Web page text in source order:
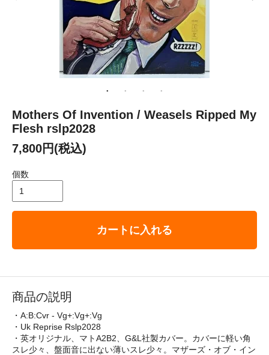
Mothers Of Invention / Weasels Ripped My
Flesh rslp2028
7,800円(税込)
個数
カートに入れる
商品の説明
・A:B:Cvr - Vg+:Vg+:Vg
・Uk Reprise Rslp2028
・英オリジナル、マトA2B2、G&L社製カバー。カバーに軽い角
スレ少々、盤面音に出ない薄いスレ少々。マザーズ・オブ・イン